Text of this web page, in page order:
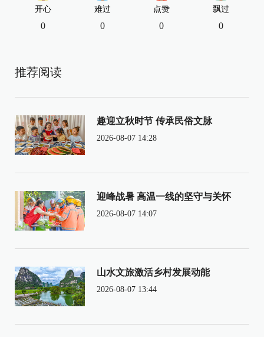
开心
0
难过
0
点赞
0
飘过
0
推荐阅读
趣迎立秋时节 传承民俗文脉
2026-08-07 14:28
迎峰战暑 高温一线的坚守与关怀
2026-08-07 14:07
山水文旅激活乡村发展动能
2026-08-07 13:44